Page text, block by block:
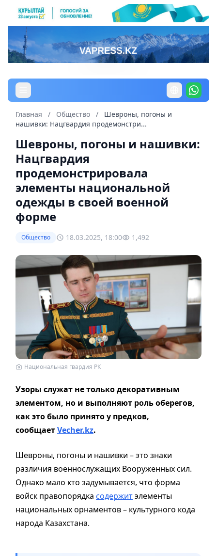
Главная / Общество /
Шевроны, погоны и
нашивки: Нацгвардия продемонстри...
Шевроны, погоны и нашивки:
Нацгвардия
продемонстрировала
элементы национальной
одежды в своей военной
форме
Общество 18.03.2025, 18:00 1,492
Национальная гвардия РК
Узоры служат не только декоративным
элементом, но и выполняют роль оберегов,
как это было принято у предков,
сообщаетVecher.kz.
Шевроны, погоны и нашивки – это знаки
различия военнослужащих Вооруженных сил.
Однако мало кто задумывается, что форма
войск правопорядка содержитэлементы
национальных орнаментов – культурного кода
народа Казахстана.